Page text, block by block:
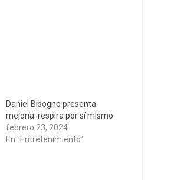
Daniel Bisogno presenta
mejoría; respira por sí mismo
febrero 23, 2024
En "Entretenimiento"